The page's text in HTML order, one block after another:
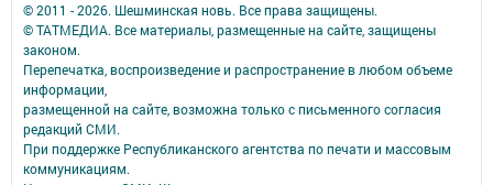
© 2011 - 2026. Шешминская новь. Все права защищены.
© ТАТМЕДИА. Все материалы, размещенные на сайте, защищены
законом.
Перепечатка, воспроизведение и распространение в любом объеме
информации,
размещенной на сайте, возможна только с письменного согласия
редакций СМИ.
При поддержке Республиканского агентства по печати и массовым
коммуникациям.